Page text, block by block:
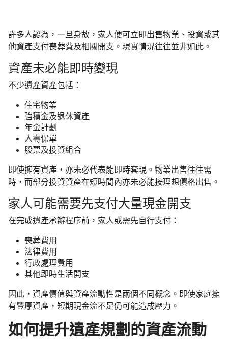
許多人認為，一旦身故，家人便可立即出售物業、投資或其
他資產支付喪葬費及相關開支。現實情況往往並非如此。
資產未必能即時變現
不少遺產資產包括：
住宅物業
強積金及退休資產
年金計劃
人壽保單
股票及投資組合
即使擁有資產，亦未必代表能即時套現。物業出售往往需
時，而部分投資資產在短時間內亦未必能按理想價格出售。
家人可能需要先支付大量現金開支
在完成遺產承辦程序前，家人或需先自行支付：
喪葬費用
法律費用
行政處理費用
其他即時生活開支
因此，資產價值與資產流動性是兩個不同概念。即使家庭擁
有豐厚資產，短期現金流不足仍可能造成壓力。
如何提升遺產規劃的資產流動